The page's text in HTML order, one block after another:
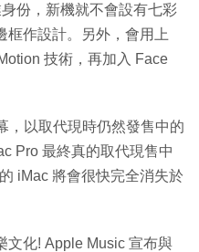
份，新機就不會設有七彩
框作設計。另外，會用上
技術，再加入 Face
，以取代現時仍然發售中的
Pro 最終真的取代現售中
iMac 將會很快完全消失於
文化! Apple Music 宣布與